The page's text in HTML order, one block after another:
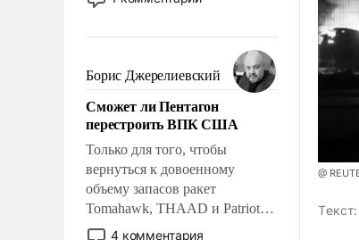
стало обыденностью. Задача по
сложна и амбициозна. Однако
и ее реализация радикально
поднимет наши боевые
возможности.
Борис Джерелиевский
Сможет ли Пентагон
перестроить ВПК США
Только для того, чтобы
вернуться к довоенному
объему запасов ракет
Tomahawk, THAAD и Patriot
США потребуется более трех
4 комментария
@
Tекст: